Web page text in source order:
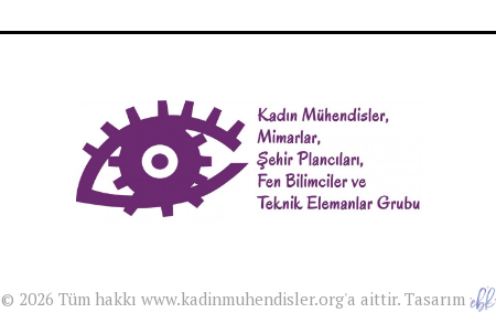
© 2026 Tüm hakkı www.kadinmuhendisler.org'a aittir. Tasarım